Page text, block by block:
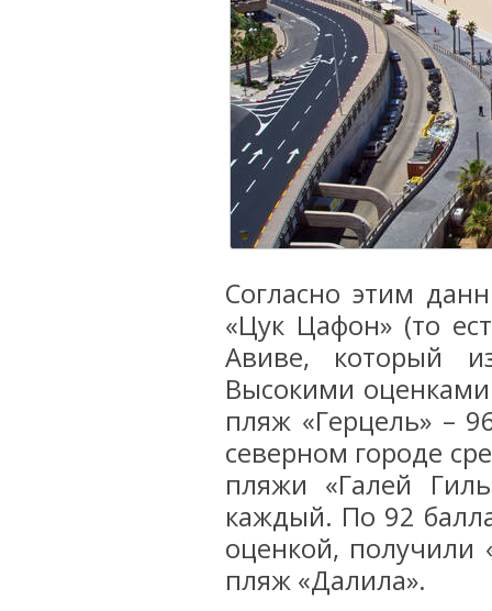
Согласно этим
«Цук Цафон» (то
Авиве, который
Высокими
пляж «Герцель» –
северном городе
пляжи «Галей
каждый. По 92
оценкой, получили
пляж «Далила».